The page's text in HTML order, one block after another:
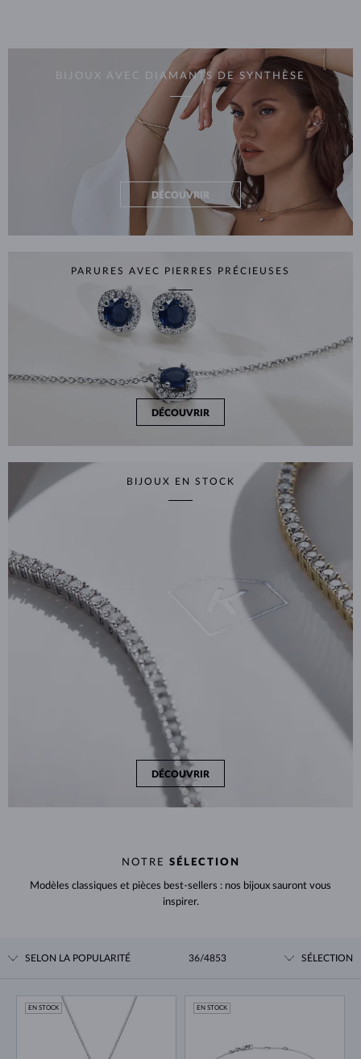
BIJOUX AVEC DIAMANTS DE SYNTHÈSE
DÉCOUVRIR
PARURES AVEC PIERRES PRÉCIEUSES
DÉCOUVRIR
BIJOUX EN STOCK
DÉCOUVRIR
NOTRE SÉLECTION
Modèles classiques et pièces best-sellers : nos bijoux sauront vous
inspirer.
SELON LA POPULARITÉ 36/4853 SÉLECTION
EN STOCK EN STOCK